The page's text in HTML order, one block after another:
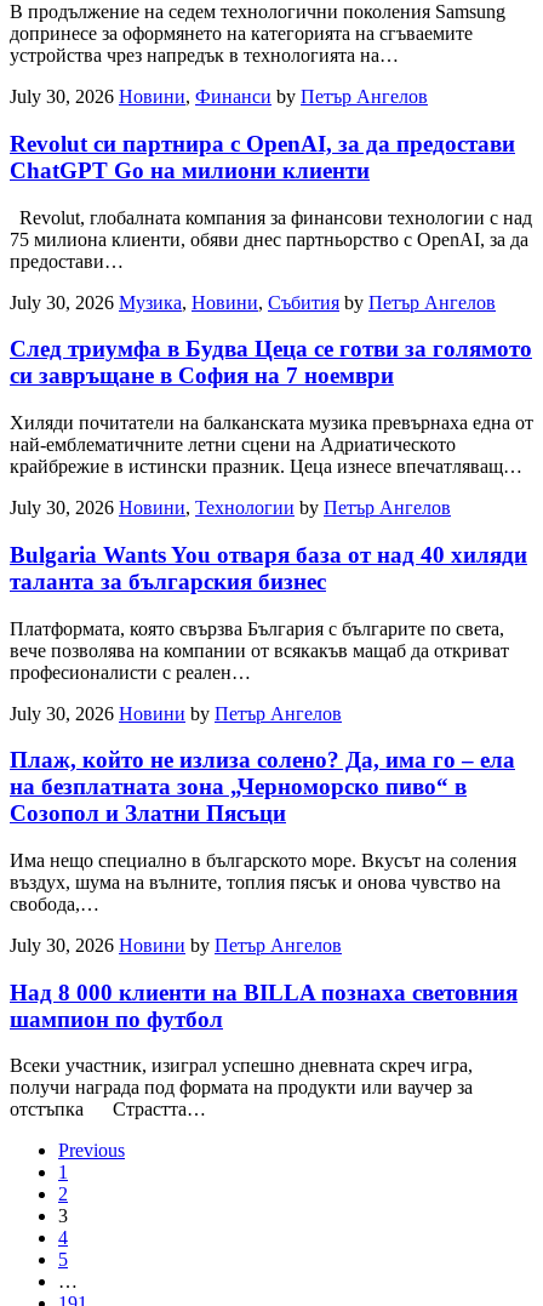
В продължение на седем технологични поколения Samsung
допринесе за оформянето на категорията на сгъваемите
устройства чрез напредък в технологията на…
July 30, 2026 Новини, Финанси by Петър Ангелов
Revolut си партнира с OpenAI, за да предостави
ChatGPT Go на милиони клиенти
Revolut, глобалната компания за финансови технологии с над
75 милиона клиенти, обяви днес партньорство с OpenAI, за да
предостави…
July 30, 2026 Музика, Новини, Събития by Петър Ангелов
След триумфа в Будва Цеца се готви за голямото
си завръщане в София на 7 ноември
Хиляди почитатели на балканската музика превърнаха една от
най-емблематичните летни сцени на Адриатическото
крайбрежие в истински празник. Цеца изнесе впечатляващ…
July 30, 2026 Новини, Технологии by Петър Ангелов
Bulgaria Wants You отваря база от над 40 хиляди
таланта за българския бизнес
Платформата, която свързва България с българите по света,
вече позволява на компании от всякакъв мащаб да откриват
професионалисти с реален…
July 30, 2026 Новини by Петър Ангелов
Плаж, който не излиза солено? Да, има го – ела
на безплатната зона „Черноморско пиво“ в
Созопол и Златни Пясъци
Има нещо специално в българското море. Вкусът на соления
въздух, шума на вълните, топлия пясък и онова чувство на
свобода,…
July 30, 2026 Новини by Петър Ангелов
Над 8 000 клиенти на BILLA познаха световния
шампион по футбол
Всеки участник, изиграл успешно дневната скреч игра,
получи награда под формата на продукти или ваучер за
отстъпка Страстта…
Previous
1
2
3
4
5
…